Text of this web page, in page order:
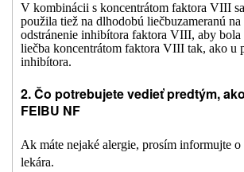
V kombinácii s koncentrátom faktora VIII
použila tiež na dlhodobú liečbuzameranú
odstránenie inhibítora faktora VIII, aby bola
liečba koncentrátom faktora VIII tak, ako u
inhibítora.
2. Čo potrebujete vedieť predtým,
FEIBU NF
Ak máte nejaké alergie, prosím informujte
lekára.